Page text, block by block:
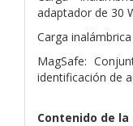
adaptador de 30
Carga
MagSafe:
identificación de
Contenido de la